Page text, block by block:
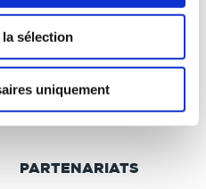
sélection
uniquement
Newsletter -10%
Remises quantités -42%
Parrainage : partagez 5€
Programme de fidélité
Carte cadeau
PARTENARIATS